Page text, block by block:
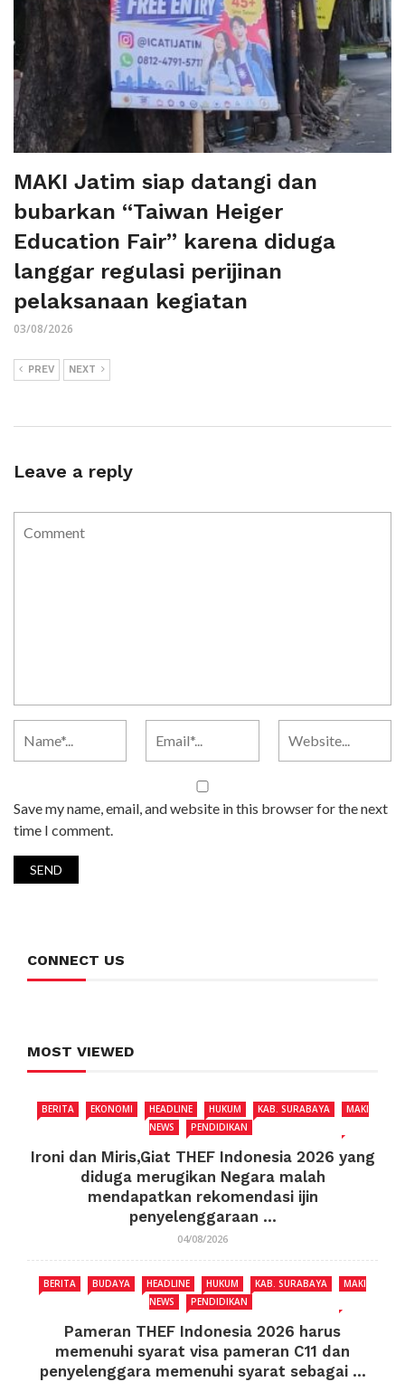
MAKI Jatim siap datangi dan
bubarkan “Taiwan Heiger
Education Fair” karena diduga
langgar regulasi perijinan
pelaksanaan kegiatan
03/08/2026
PREV NEXT
Leave a reply
Save my name, email, and website in this browser for the next
time I comment.
CONNECT US
MOST VIEWED
BERITA EKONOMI HEADLINE HUKUM KAB. SURABAYA
MAKI
NEWS
PENDIDIKAN
Ironi dan Miris,Giat THEF Indonesia 2026 yang
diduga merugikan Negara malah
mendapatkan rekomendasi ijin
penyelenggaraan ...
04/08/2026
BERITA BUDAYA HEADLINE HUKUM KAB. SURABAYA
MAKI
NEWS
PENDIDIKAN
Pameran THEF Indonesia 2026 harus
memenuhi syarat visa pameran C11 dan
penyelenggara memenuhi syarat sebagai ...